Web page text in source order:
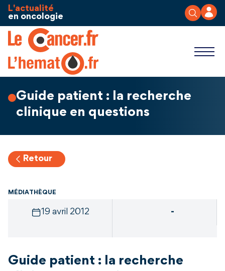
Aller au contenu
L'actualité
en oncologie
Guide patient : la recherche
clinique en questions
Retour
MÉDIATHÈQUE
19 avril 2012 -
Guide patient : la recherche
Panneau de gestion des cookies